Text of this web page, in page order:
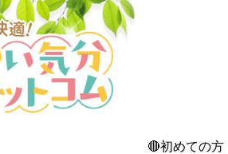
🔴初めての方